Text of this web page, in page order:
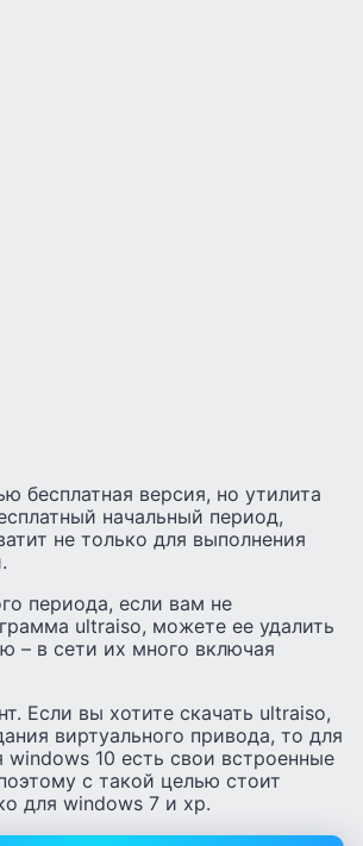
бесплатная версия, но утилита
начальный период,
не только для выполнения
периода, если вам не
ultraiso, можете ее удалить
– в сети их много включая
Если вы хотите скачать ultraiso,
виртуального привода, то для
10 есть свои встроенные
с такой целью стоит
для windows 7 и xp.